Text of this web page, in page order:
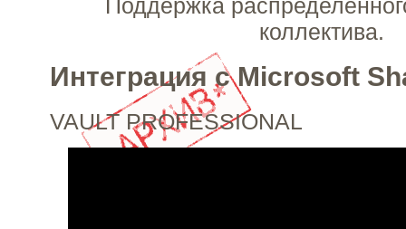
Поддержка
коллектива.
Интеграция с Microsoft
VAULT PROFESSIONAL